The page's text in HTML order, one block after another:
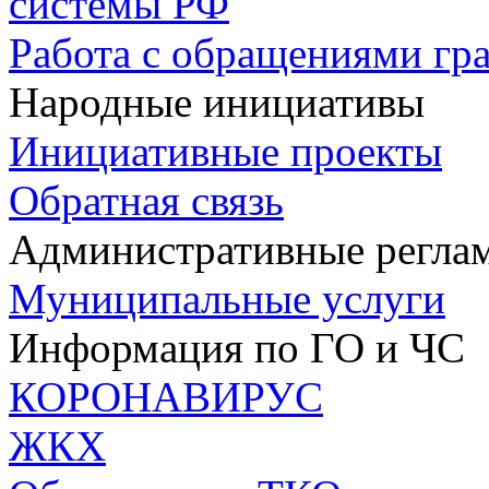
Работа с обращениями
Народные инициативы
Инициативные проекты
Обратная связь
Административные
Муниципальные услуги
Информация по ГО и ЧС
КОРОНАВИРУС
ЖКХ